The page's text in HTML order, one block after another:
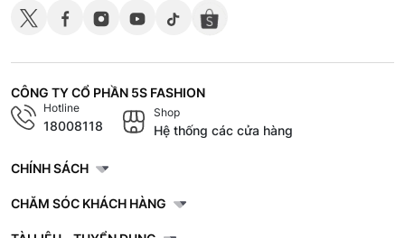
CÔNG TY CỔ PHẦN 5S FASHION
Hotline
18008118
Shop
Hệ thống các cửa hàng
CHÍNH SÁCH
CHĂM SÓC KHÁCH HÀNG